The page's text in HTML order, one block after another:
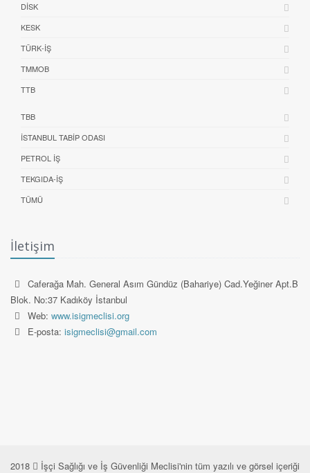
DİSK
KESK
TÜRK-İŞ
TMMOB
TTB
TBB
İSTANBUL TABIP ODASI
PETROL İŞ
TEKGIDA-İŞ
TÜMÜ
İletişim
Caferağa Mah. General Asım Gündüz (Bahariye) Cad.Yeğiner Apt.B
Blok. No:37 Kadıköy İstanbul
Web: www.isigmeclisi.org
E-posta: isigmeclisi@gmail.com
2018 İşçi Sağlığı ve İş Güvenliği Meclisi'nin tüm yazılı ve görsel içeriği